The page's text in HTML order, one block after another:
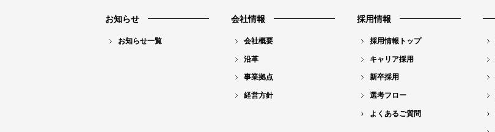
お知らせ
お知らせ一覧
会社情報
会社概要
沿革
事業拠点
経営方針
採用情報
採用情報トップ
キャリア採用
新卒採用
選考フロー
よくあるご質問